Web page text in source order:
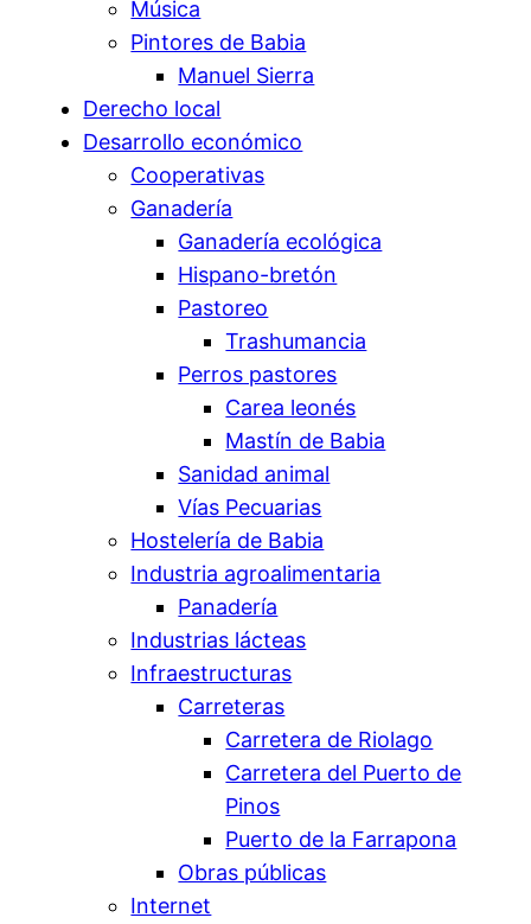
Música
Pintores de Babia
Manuel Sierra
Derecho local
Desarrollo económico
Cooperativas
Ganadería
Ganadería ecológica
Hispano-bretón
Pastoreo
Trashumancia
Perros pastores
Carea leonés
Mastín de Babia
Sanidad animal
Vías Pecuarias
Hostelería de Babia
Industria agroalimentaria
Panadería
Industrias lácteas
Infraestructuras
Carreteras
Carretera de Riolago
Carretera del Puerto de
Pinos
Puerto de la Farrapona
Obras públicas
Internet